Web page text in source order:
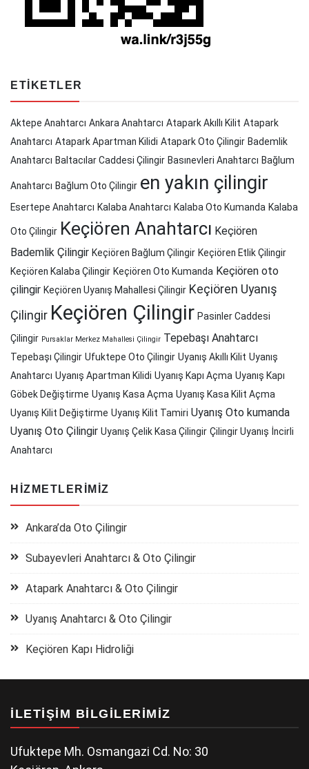
ETIKETLER
Aktepe Anahtarcı Ankara Anahtarcı Atapark Akıllı Kilit Atapark
Anahtarcı Atapark Apartman Kilidi Atapark Oto Çilingir Bademlik
Anahtarcı Baltacılar Caddesi Çilingir Basınevleri Anahtarcı Bağlum
Anahtarcı Bağlum Oto Çilingir en yakın çilingir
Esertepe Anahtarcı Kalaba Anahtarcı Kalaba Oto Kumanda Kalaba
Oto Çilingir Keçiören Anahtarcı Keçiören
Bademlik Çilingir Keçiören Bağlum Çilingir Keçiören Etlik Çilingir
Keçiören Kalaba Çilingir Keçiören Oto Kumanda Keçiören oto
çilingir Keçiören Uyanış Mahallesi Çilingir Keçiören Uyanış
Çilingir Keçiören Çilingir Pasinler Caddesi
Çilingir Pursaklar Merkez Mahallesi Çilingir Tepebaşı Anahtarcı
Tepebaşı Çilingir Ufuktepe Oto Çilingir Uyanış Akıllı Kilit Uyanış
Anahtarcı Uyanış Apartman Kilidi Uyanış Kapı Açma Uyanış Kapı
Göbek Değiştirme Uyanış Kasa Açma Uyanış Kasa Kilit Açma
Uyanış Kilit Değiştirme Uyanış Kilit Tamiri Uyanış Oto kumanda
Uyanış Oto Çilingir Uyanış Çelik Kasa Çilingir Çilingir Uyanış İncirli
Anahtarcı
HIZMETLERIMIZ
Ankara’da Oto Çilingir
Subayevleri Anahtarcı & Oto Çilingir
Atapark Anahtarcı & Oto Çilingir
Uyanış Anahtarcı & Oto Çilingir
Keçiören Kapı Hidroliği
İLETIŞIM BILGILERIMIZ
Ufuktepe Mh. Osmangazi Cd. No: 30